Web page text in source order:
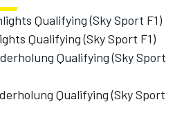
Qualifying (Sky Sport F1)
Qualifying (Sky Sport F1)
Qualifying (Sky Sport
Qualifying (Sky Sport